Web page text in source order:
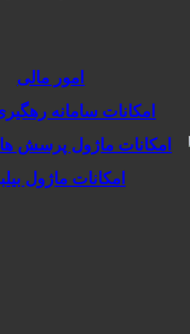
امور مالی
امکانات سامانه
امکانات ماژول پرسش
امکانات ماژول